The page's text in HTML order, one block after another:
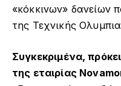
«κόκκινων» δανείων
της Τεχνικής
Συγκεκριμένα,
της εταιρίας